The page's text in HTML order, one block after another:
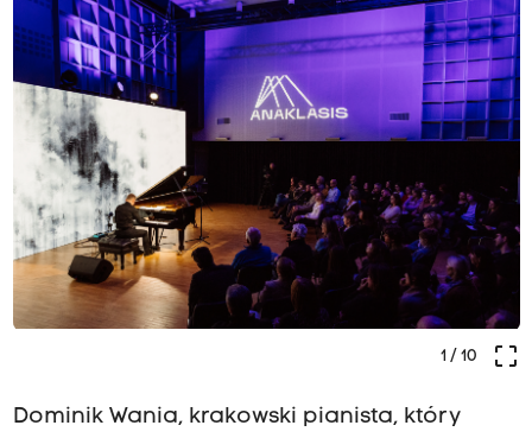
crop_free
1/ 10
Dominik Wania, krakowski pianista, który